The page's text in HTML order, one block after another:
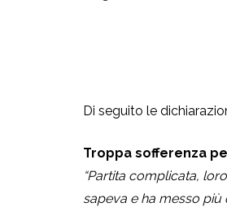
Di seguito le
Troppa sofferenza
“Partita complicata,
sapeva e ha messo